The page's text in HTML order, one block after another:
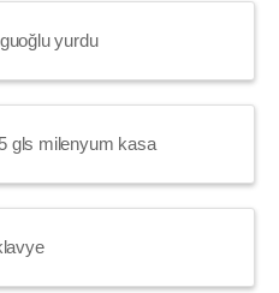
yurdu
gls milenyum kasa